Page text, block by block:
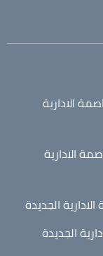
الادارية
الادارية
الجديدة
الجديدة